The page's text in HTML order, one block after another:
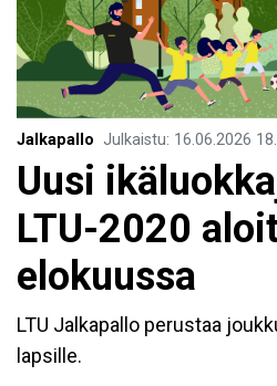
Jalkapallo Julkaistu: 16.06.2026
Uusi
LTU-2020
elokuussa
LTU Jalkapallo perustaa
lapsille.